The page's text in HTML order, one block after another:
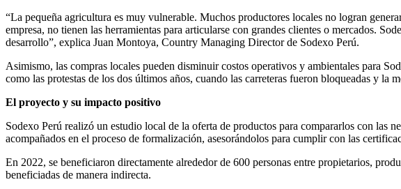
“La pequeña agricultura es muy vulnerable. Muchos productores locales no logran
empresa, no tienen las herramientas para articularse con grandes clientes o mercados.
desarrollo”, explica Juan Montoya, Country Managing Director de Sodexo Perú.
Asimismo, las compras locales pueden disminuir costos operativos y ambientales para
como las protestas de los dos últimos años, cuando las carreteras fueron bloqueadas y la
El proyecto y su impacto positivo
Sodexo Perú realizó un estudio local de la oferta de productos para compararlos con las
acompañados en el proceso de formalización, asesorándolos para cumplir con las
En 2022, se beneficiaron directamente alrededor de 600 personas entre propietarios,
beneficiadas de manera indirecta.